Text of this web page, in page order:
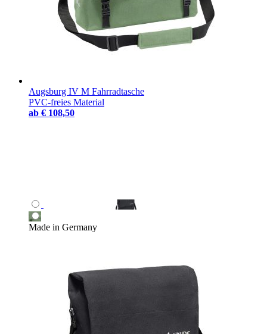
Augsburg IV M Fahrradtasche
PVC-freies Material
ab € 108,50
Made in Germany